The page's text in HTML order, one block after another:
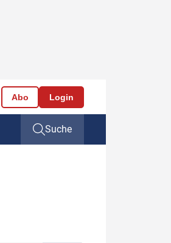
Abo Login
Suche